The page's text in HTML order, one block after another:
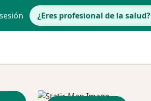
¿Eres profesional de la salud?